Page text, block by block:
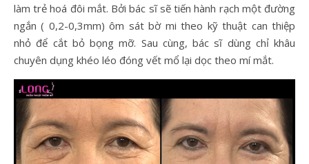
làm trẻ hoá đôi mắt. Bởi bác sĩ sẽ tiến hành rạch một đường
ngắn ( 0,2-0,3mm) ôm sát bờ mi theo kỹ thuật can thiệp
nhỏ để cắt bỏ bọng mỡ. Sau cùng, bác sĩ dùng chỉ khâu
chuyên dụng khéo léo đóng vết mổ lại dọc theo mí mắt.